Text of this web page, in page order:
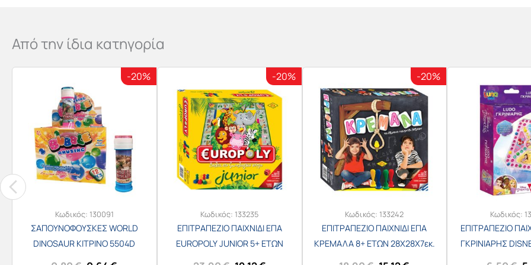
Από την ίδια κατηγορία
-20%
Κωδικός: 130091
ΣΑΠΟΥΝΟΦΟΥΣΚΕΣ WORLD
DINOSAUR ΚΙΤΡΙΝΟ 5504D
-20%
Κωδικός: 133235
ΕΠΙΤΡΑΠΕΖΙΟ ΠΑΙΧΝΙΔΙ ΕΠΑ
EUROPOLY JUNIOR 5+ ΕΤΩΝ
-20%
Κωδικός: 133242
ΕΠΙΤΡΑΠΕΖΙΟ ΠΑΙΧΝΙΔΙ ΕΠΑ
ΚΡΕΜΑΛΑ 8+ ΕΤΩΝ 28Χ28Χ7εκ.
Κωδικός:
ΕΠΙΤΡΑΠΕΖΙΟ
ΓΚΡΙΝΙΑΡΗΣ